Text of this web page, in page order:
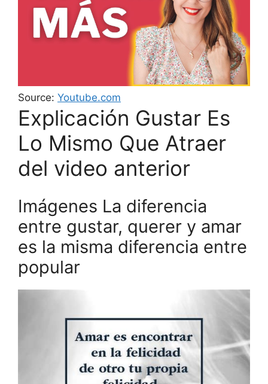
Source: Youtube.com
Explicación Gustar Es
Lo Mismo Que Atraer
del video anterior
Imágenes La diferencia
entre gustar, querer y amar
es la misma diferencia entre
popular